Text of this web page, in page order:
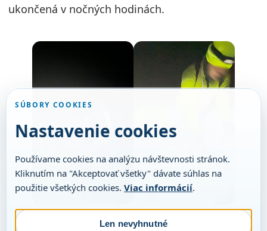
ukončená v nočných hodinách.
SÚBORY COOKIES
Nastavenie cookies
Používame cookies na analýzu návštevnosti stránok.
Kliknutím na "Akceptovať všetky" dávate súhlas na
použitie všetkých cookies. Viac informácií.
Len nevyhnutné